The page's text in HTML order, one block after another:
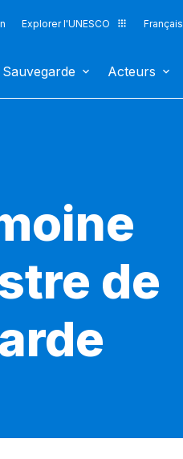
Explorer l'UNESCO
Français
Sauvegarde Acteurs
de